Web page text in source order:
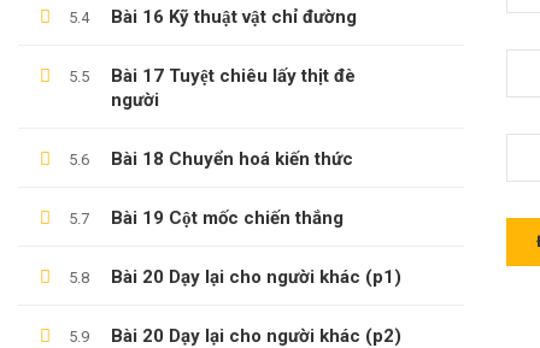
5.4 Bài 16 Kỹ thuật vật chỉ đường
5.5
Bài 17 Tuyệt chiêu lấy thịt đè
người
5.6 Bài 18 Chuyển hoá kiến thức
5.7 Bài 19 Cột mốc chiến thắng
5.8 Bài 20 Dạy lại cho người khác (p1)
5.9 Bài 20 Dạy lại cho người khác (p2)
Các Khóa Học
Chính Sách & Điều Khoản
Đăng Ký Affiliate